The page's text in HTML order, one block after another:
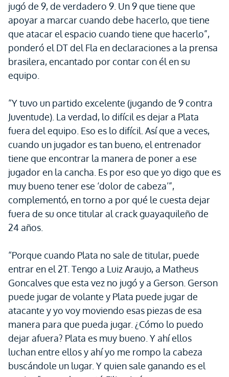
jugó de 9, de verdadero 9. Un 9 que tiene que
apoyar a marcar cuando debe hacerlo, que tiene
que atacar el espacio cuando tiene que hacerlo”,
ponderó el DT del Fla en declaraciones a la prensa
brasilera, encantado por contar con él en su
equipo.
“Y tuvo un partido excelente (jugando de 9 contra
Juventude). La verdad, lo difícil es dejar a Plata
fuera del equipo. Eso es lo difícil. Así que a veces,
cuando un jugador es tan bueno, el entrenador
tiene que encontrar la manera de poner a ese
jugador en la cancha. Es por eso que yo digo que es
muy bueno tener ese ‘dolor de cabeza’”,
complementó, en torno a por qué le cuesta dejar
fuera de su once titular al crack guayaquileño de
24 años.
“Porque cuando Plata no sale de titular, puede
entrar en el 2T. Tengo a Luiz Araujo, a Matheus
Goncalves que esta vez no jugó y a Gerson. Gerson
puede jugar de volante y Plata puede jugar de
atacante y yo voy moviendo esas piezas de esa
manera para que pueda jugar. ¿Cómo lo puedo
dejar afuera? Plata es muy bueno. Y ahí ellos
luchan entre ellos y ahí yo me rompo la cabeza
buscándole un lugar. Y quien sale ganando es el